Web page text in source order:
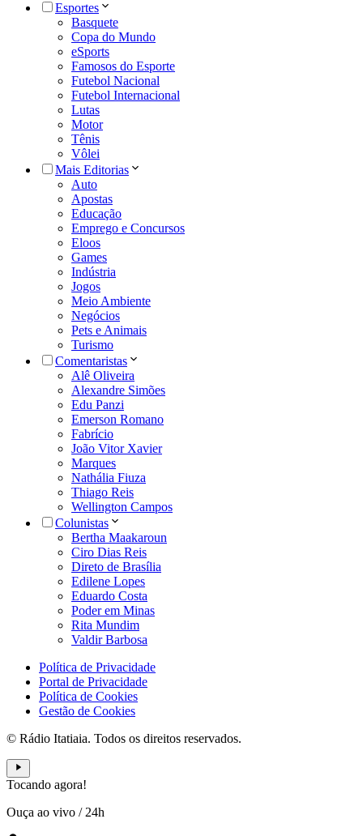
Esportes
Basquete
Copa do Mundo
eSports
Famosos do Esporte
Futebol Nacional
Futebol Internacional
Lutas
Motor
Tênis
Vôlei
Mais Editorias
Auto
Apostas
Educação
Emprego e Concursos
Eloos
Games
Indústria
Jogos
Meio Ambiente
Negócios
Pets e Animais
Turismo
Comentaristas
Alê Oliveira
Alexandre Simões
Edu Panzi
Emerson Romano
Fabrício
João Vitor Xavier
Marques
Nathália Fiuza
Thiago Reis
Wellington Campos
Colunistas
Bertha Maakaroun
Ciro Dias Reis
Direto de Brasília
Edilene Lopes
Eduardo Costa
Poder em Minas
Rita Mundim
Valdir Barbosa
Política de Privacidade
Portal de Privacidade
Política de Cookies
Gestão de Cookies
© Rádio Itatiaia. Todos os direitos reservados.
Tocando agora!
Ouça ao vivo / 24h